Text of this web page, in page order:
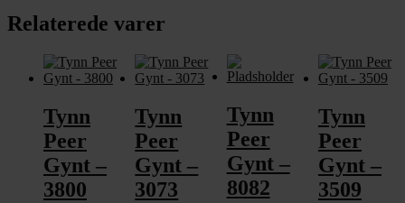
Relaterede varer
Tynn
Peer
Gynt –
3800
Tynn
Peer
Gynt –
3073
Tynn
Peer
Gynt –
8082
Tynn
Peer
Gynt –
3509